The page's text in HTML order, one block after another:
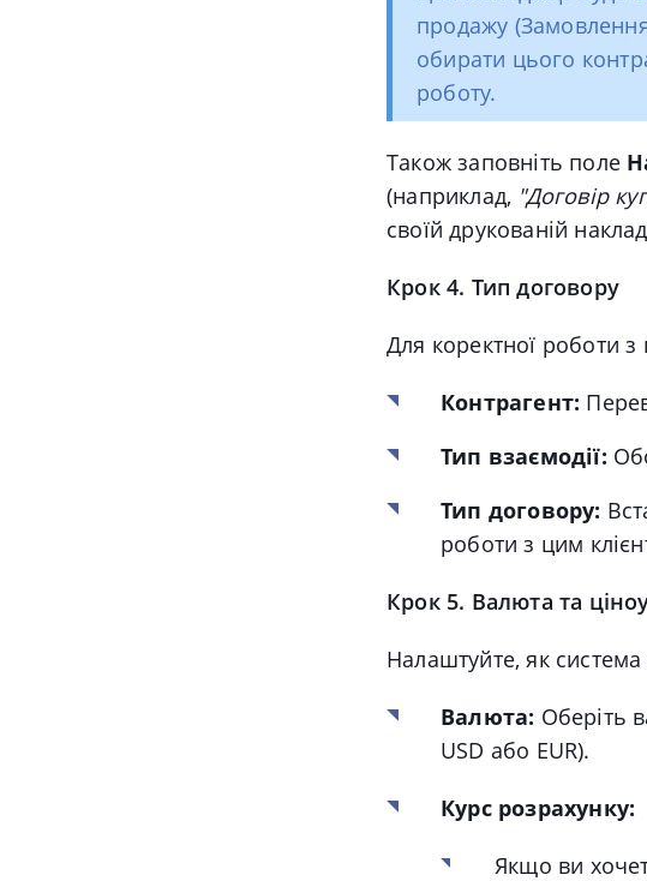
продажу
обирати цього
роботу.
Також заповніть поле
(наприклад, "Договір
своїй друкованій
Крок 4. Тип договору
Для коректної роботи
Контрагент:
Тип взаємодії:
Тип договору:
роботи з цим
Крок 5. Валюта та
Налаштуйте, як
Валюта: Оберіть
USD або EUR).
Курс розрахунку:
Якщо ви